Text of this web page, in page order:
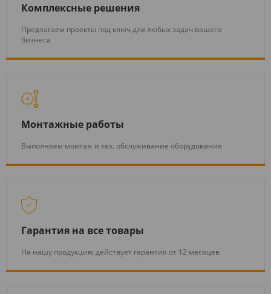
Комплексные решения
Предлагаем проекты под ключ для любых задач вашего
бизнеса
Монтажные работы
Выполняем монтаж и тех. обслуживание оборудования
Гарантия на все товары
На нашу продукцию действует гарантия от 12 месяцев